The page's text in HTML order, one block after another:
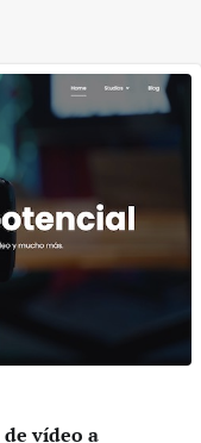
vídeo a